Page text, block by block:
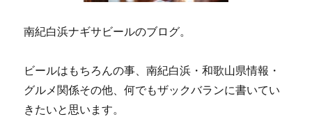
南紀白浜ナギサビールのブログ。
ビールはもちろんの事、南紀白浜・和歌山県情報・
グルメ関係その他、何でもザックバランに書いてい
きたいと思います。